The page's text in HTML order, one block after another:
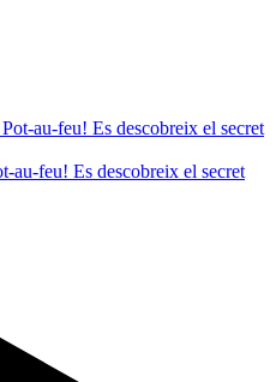
au-feu! Es descobreix el secret